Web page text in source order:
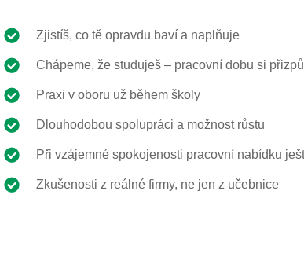
Zjistíš, co tě opravdu baví a naplňuje
Chápeme, že studuješ – pracovní dobu si
Praxi v oboru už během školy
Dlouhodobou spolupráci a možnost růstu
Při vzájemné spokojenosti pracovní nabídku
Zkušenosti z reálné firmy, ne jen z učebnice